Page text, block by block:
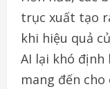
trục xuất tạo
khi hiệu quả
AI lại khó định
mang đến